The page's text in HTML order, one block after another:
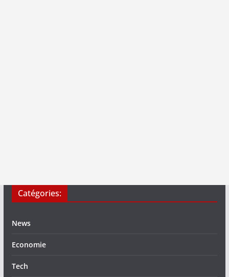
Catégories:
News
Economie
Tech